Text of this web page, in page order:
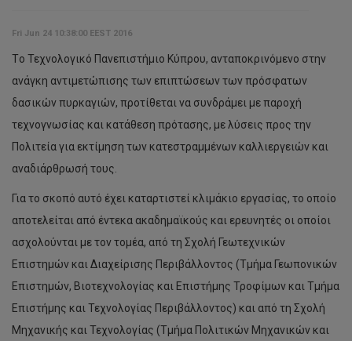
Fri Jun 24 10:38:00 EEST 2016
Tο Τεχνολογικό Πανεπιστήμιο Κύπρου, ανταποκρινόμενο στην
ανάγκη αντιμετώπισης των επιπτώσεων των πρόσφατων
δασικών πυρκαγιών, προτίθεται να συνδράμει με παροχή
τεχνογνωσίας και κατάθεση πρότασης, με λύσεις προς την
Πολιτεία για εκτίμηση των κατεστραμμένων καλλιεργειών και
αναδιάρθρωσή τους.
Για το σκοπό αυτό έχει καταρτιστεί κλιμάκιο εργασίας, το οποίο
αποτελείται από έντεκα ακαδημαϊκούς και ερευνητές οι οποίοι
ασχολούνται με τον τομέα, από τη Σχολή Γεωτεχνικών
Επιστημών και Διαχείρισης Περιβάλλοντος (Τμήμα Γεωπονικών
Επιστημών, Βιοτεχνολογίας και Επιστήμης Τροφίμων και Τμήμα
Επιστήμης και Τεχνολογίας Περιβάλλοντος) και από τη Σχολή
Μηχανικής και Τεχνολογίας (Τμήμα Πολιτικών Μηχανικών και